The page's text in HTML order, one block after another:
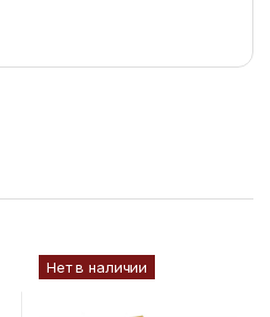
Нет в наличии